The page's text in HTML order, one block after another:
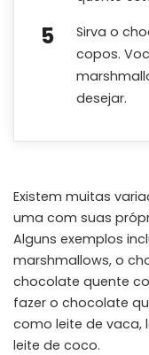
Sirva o
copos.
desejar.
Existem muitas
uma com suas
Alguns exemplos
marshmallows, o
chocolate quente
fazer o chocolate
como leite de vaca,
leite de coco.